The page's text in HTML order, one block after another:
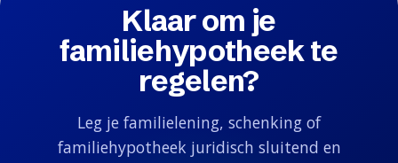
Klaar om je
familiehypotheek te
regelen?
Leg je familielening, schenking of
familiehypotheek juridisch sluitend en